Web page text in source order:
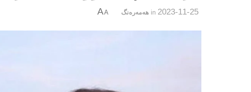
2023-11-25
in هه‌مه‌ره‌نگ A
A